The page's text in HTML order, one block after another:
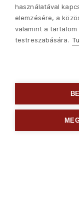
használatával
elemzésére, a
valamint a
testreszabására.